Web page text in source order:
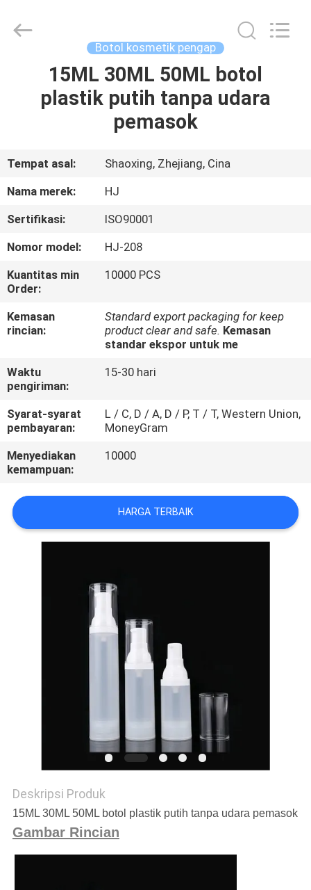
RUMAH
TENTANG
KAMI
TUR
PABRIK
KONTROL
KUALITAS
HUBUNGI
KAMI
PERMINTAAN
PENAWARAN
SITEMAP
PRIVACY
Plastic
Botol kosmetik pengap
15ML 30ML 50ML botol
plastik putih tanpa udara
pemasok
Tempat asal:
Shaoxing, Zhejiang, Cina
Nama merek:
HJ
Sertifikasi:
ISO90001
Nomor model:
HJ-208
Kuantitas min
Order:
10000 PCS
Kemasan
rincian:
Standard export packaging for keep
product clear and safe. Kemasan
standar ekspor untuk me
Waktu
pengiriman:
15-30 hari
Syarat-syarat
pembayaran:
L / C, D / A, D / P, T / T, Western Union,
MoneyGram
Menyediakan
kemampuan:
10000
HARGA TERBAIK
Deskripsi Produk
15ML 30ML 50ML botol plastik putih tanpa udara pemasok
Gambar Rincian